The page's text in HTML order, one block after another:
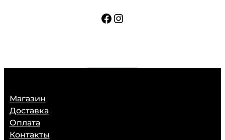
Facebook
Instagram
Магазин
Доставка
Оплата
Контакты